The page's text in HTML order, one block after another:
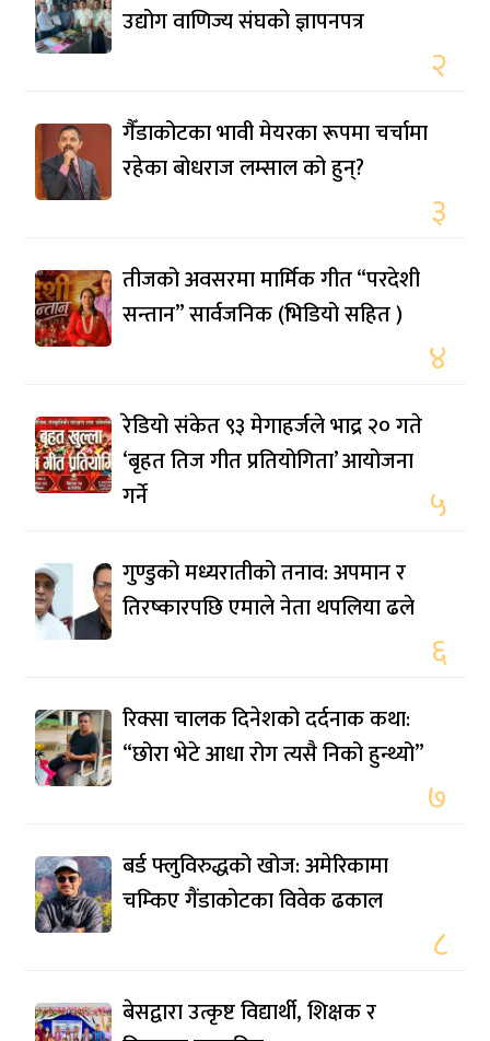
उद्योग वाणिज्य संघको ज्ञापनपत्र
२
गैँडाकोटका भावी मेयरका रूपमा चर्चामा
रहेका बोधराज लम्साल को हुन्?
३
तीजको अवसरमा मार्मिक गीत “परदेशी
सन्तान” सार्वजनिक (भिडियो सहित )
४
रेडियो संकेत ९३ मेगाहर्जले भाद्र २० गते
‘बृहत तिज गीत प्रतियोगिता’ आयोजना
गर्ने
५
गुण्डुको मध्यरातीको तनाव: अपमान र
तिरष्कारपछि एमाले नेता थपलिया ढले
६
रिक्सा चालक दिनेशको दर्दनाक कथा:
“छोरा भेटे आधा रोग त्यसै निको हुन्थ्यो”
७
बर्ड फ्लुविरुद्धको खोज: अमेरिकामा
चम्किए गैंडाकोटका विवेक ढकाल
८
बेसद्वारा उत्कृष्ट विद्यार्थी, शिक्षक र